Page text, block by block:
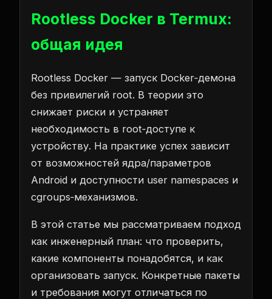
Rootless Docker в Termux:
общая идея
Rootless Docker — запуск Docker‑демона
без привилегий root. В теории это
снижает риски и устраняет
необходимость в root‑доступе к
устройству. На практике успех зависит
от возможностей ядра/параметров
Android и доступности user namespaces и
cgroups‑механизмов.
В этой статье мы рассматриваем подход
как инженерный план: что проверить,
какие компоненты понадобятся, и как
организовать запуск. Конкретные пакеты
и требования могут отличаться по